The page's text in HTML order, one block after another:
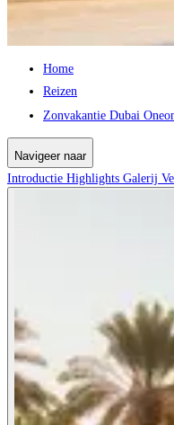
Home
Reizen
Zonvakantie Dubai
Navigeer naar
Introductie Highlights Galerij